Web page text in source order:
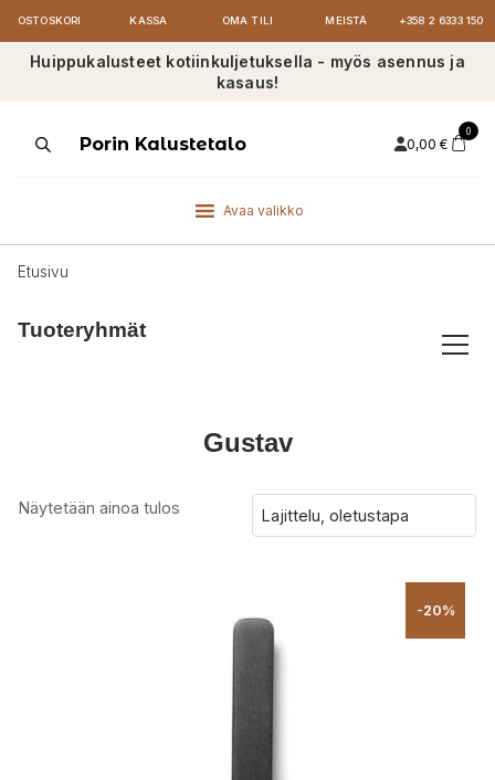
OSTOSKORI KASSA OMA TILI MEISTÄ +358 2 6333 150
Huippukalusteet kotiinkuljetuksella - myös asennus ja
kasaus!
ProductsPorin Kalustetalo 0,00 €
0
Avaa valikko
Etusivu
Tuoteryhmät
Gustav
Näytetään ainoa tulos
-20%